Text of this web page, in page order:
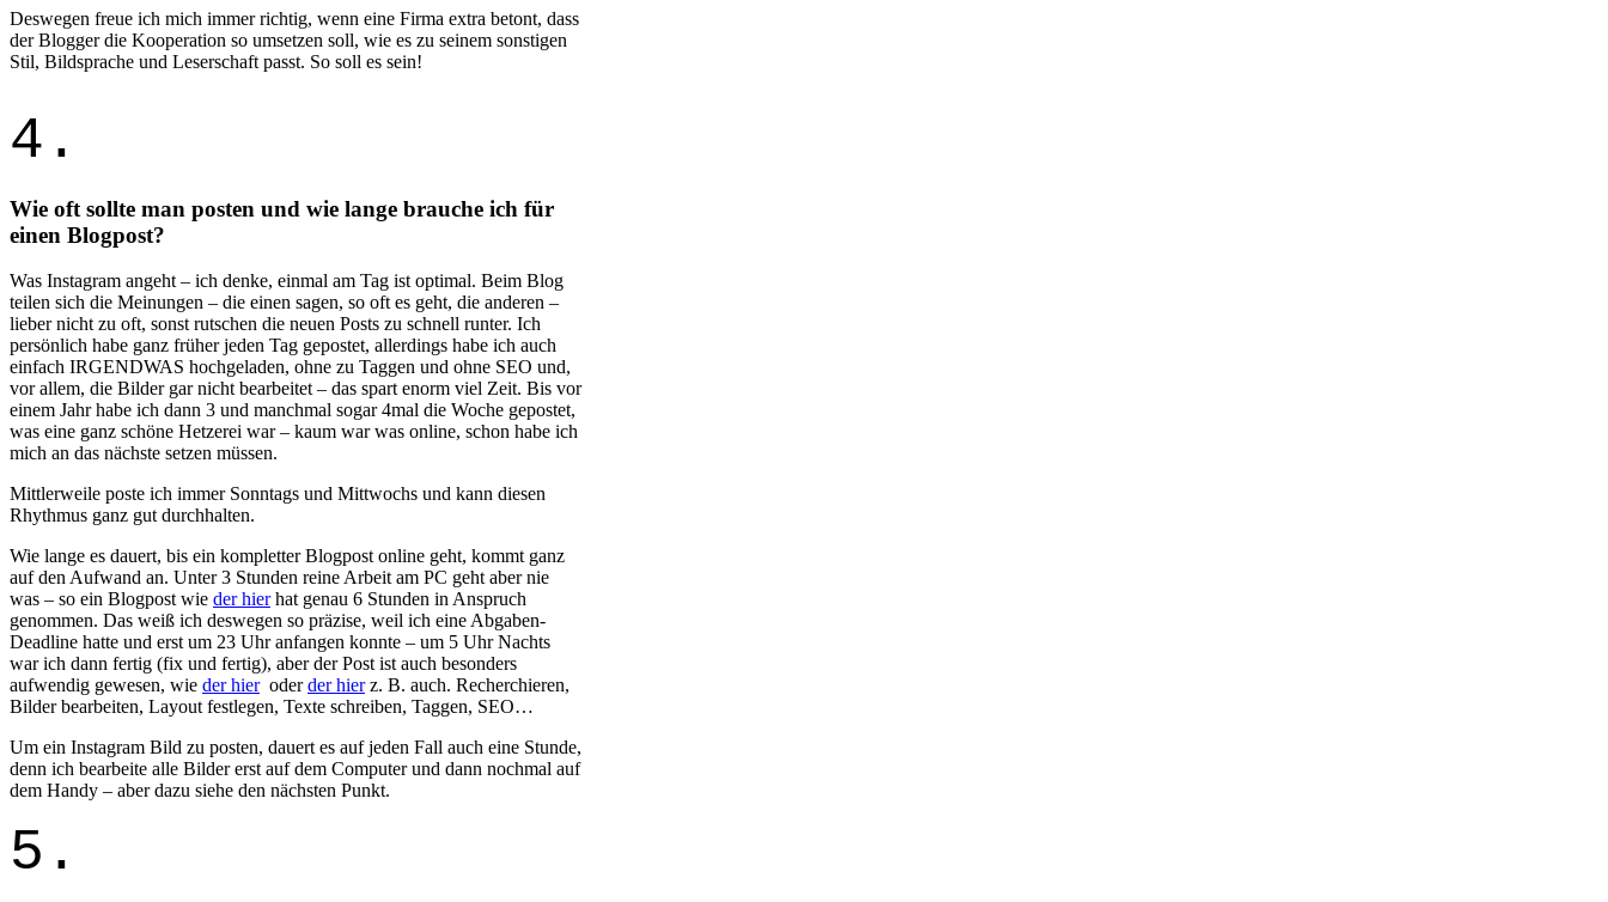
Deswegen freue ich mich immer richtig, wenn eine Firma extra betont, dass
der Blogger die Kooperation so umsetzen soll, wie es zu seinem sonstigen
Stil, Bildsprache und Leserschaft passt. So soll es sein!
4.
Wie oft sollte man posten und wie lange brauche ich für
einen Blogpost?
Was Instagram angeht – ich denke, einmal am Tag ist optimal. Beim Blog
teilen sich die Meinungen – die einen sagen, so oft es geht, die anderen –
lieber nicht zu oft, sonst rutschen die neuen Posts zu schnell runter. Ich
persönlich habe ganz früher jeden Tag gepostet, allerdings habe ich auch
einfach IRGENDWAS hochgeladen, ohne zu Taggen und ohne SEO und,
vor allem, die Bilder gar nicht bearbeitet – das spart enorm viel Zeit. Bis vor
einem Jahr habe ich dann 3 und manchmal sogar 4mal die Woche gepostet,
was eine ganz schöne Hetzerei war – kaum war was online, schon habe ich
mich an das nächste setzen müssen.
Mittlerweile poste ich immer Sonntags und Mittwochs und kann diesen
Rhythmus ganz gut durchhalten.
Wie lange es dauert, bis ein kompletter Blogpost online geht, kommt ganz
auf den Aufwand an. Unter 3 Stunden reine Arbeit am PC geht aber nie
was – so ein Blogpost wie der hierhat genau 6 Stunden in Anspruch
genommen. Das weiß ich deswegen so präzise, weil ich eine Abgaben-
Deadline hatte und erst um 23 Uhr anfangen konnte – um 5 Uhr Nachts
war ich dann fertig (fix und fertig), aber der Post ist auch besonders
aufwendig gewesen, wie der hieroderder hierz. B. auch. Recherchieren,
Bilder bearbeiten, Layout festlegen, Texte schreiben, Taggen, SEO…
Um ein Instagram Bild zu posten, dauert es auf jeden Fall auch eine Stunde,
denn ich bearbeite alle Bilder erst auf dem Computer und dann nochmal auf
dem Handy – aber dazu siehe den nächsten Punkt.
5.